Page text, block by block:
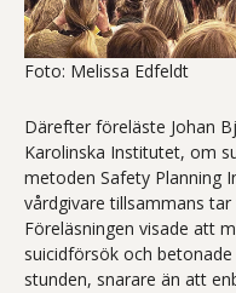
Foto: Melissa Edfeldt
Därefter föreläste Johan
Karolinska Institutet, om
metoden Safety Planning
vårdgivare tillsammans
Föreläsningen visade att
suicidförsök och
stunden, snarare än att